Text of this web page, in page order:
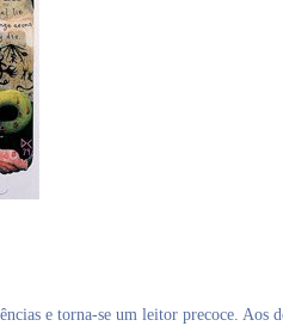
e torna-se um leitor precoce. Aos